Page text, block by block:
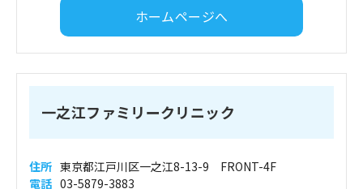
ホームページへ
一之江ファミリークリニック
住所 東京都江戸川区一之江8-13-9 FRONT-4F
電話 03-5879-3883